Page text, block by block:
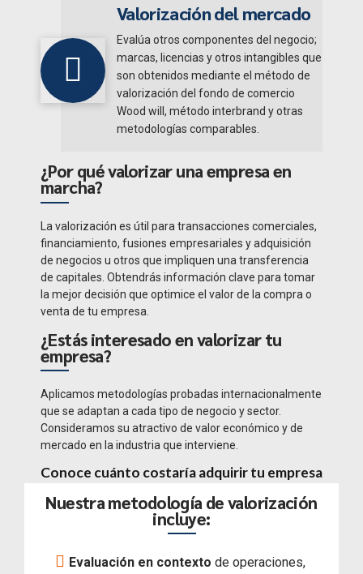
Valorización del mercado
Evalúa otros componentes del negocio;
marcas, licencias y otros intangibles que
son obtenidos mediante el método de
valorización del fondo de comercio
Wood will, método interbrand y otras
metodologías comparables.
¿Por qué valorizar una empresa en
marcha?
La valorización es útil para transacciones comerciales,
financiamiento, fusiones empresariales y adquisición
de negocios u otros que impliquen una transferencia
de capitales. Obtendrás información clave para tomar
la mejor decisión que optimice el valor de la compra o
venta de tu empresa.
¿Estás interesado en valorizar tu
empresa?
Aplicamos metodologías probadas internacionalmente
que se adaptan a cada tipo de negocio y sector.
Consideramos su atractivo de valor económico y de
mercado en la industria que interviene.
Conoce cuánto costaría adquirir tu empresa
Nuestra metodología de valorización
incluye:
Evaluación en contexto de operaciones,